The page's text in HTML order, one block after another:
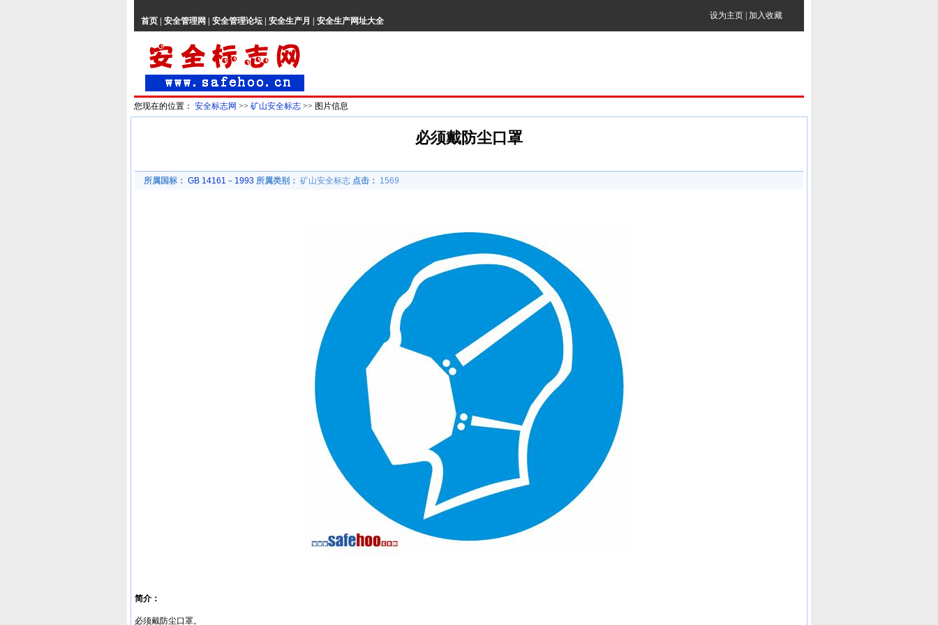
首页 安全管理网 安全管理论坛 安全生产月 安全生产网址大全
设为主页 加入收藏
您现在的位置： 安全标志网 >> 矿山安全标志 >> 图片信息
必须戴防尘口罩
所属国标： GB 14161－1993 所属类别： 矿山安全标志 点击： 1569
简介：
必须戴防尘口罩。